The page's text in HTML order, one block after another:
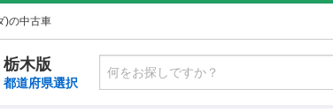
)の中古車
栃木版
都道府県選択